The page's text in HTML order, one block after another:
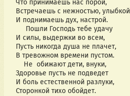
Что принимаешь нас порой,
Встречаешь с нежностью, улыбкой
И поднимаешь дух, настрой.
Пошли Господь тебе удачу
И силы, выдержки во всем,
Пусть никогда душа не плачет,
В тревожном времени пустом.
Не обижают дети, внуки,
Здоровье пусть не подведет
И боль естественной разлуки,
Сторонкой тихо обойдет.